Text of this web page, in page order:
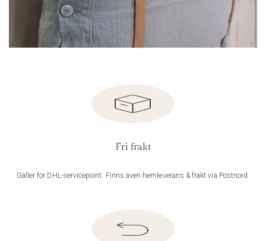
Fri frakt
Gäller för DHL-servicepoint. Finns även hemleverans & frakt via Postnord.